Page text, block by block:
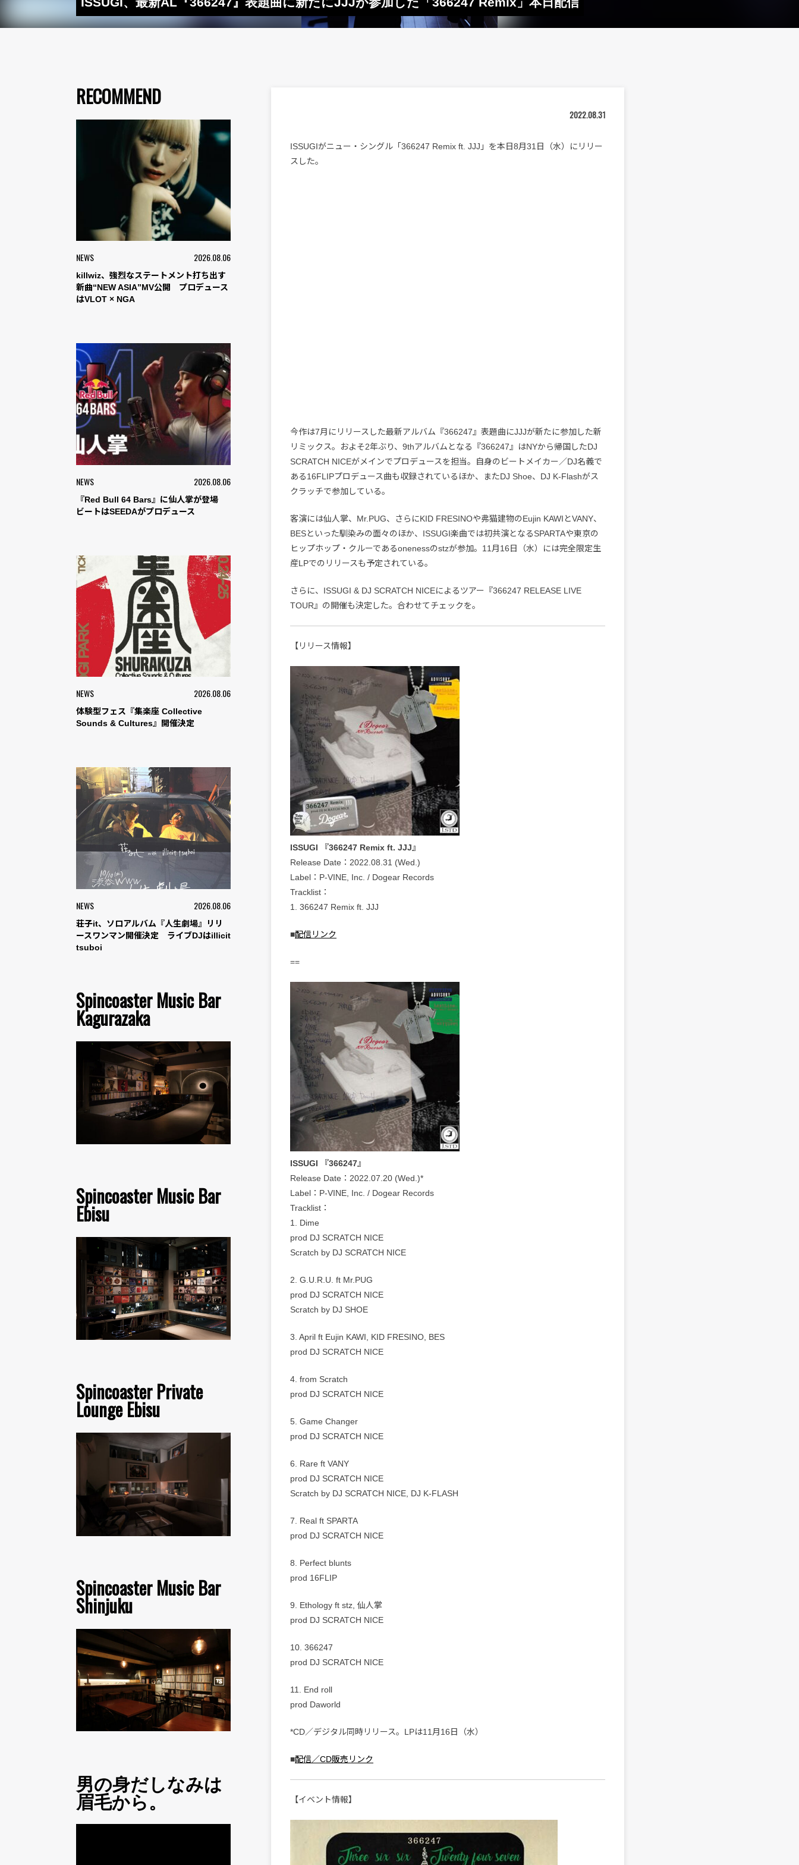
RECOMMEND
NEWS 2026.08.06
killwiz、強烈なステートメント打ち出す
新曲“NEW ASIA”MV公開 プロデュース
はVLOT × NGA
NEWS 2026.08.06
『Red Bull 64 Bars』に仙人掌が登場
ビートはSEEDAがプロデュース
NEWS 2026.08.06
体験型フェス『集楽座 Collective
Sounds & Cultures』開催決定
NEWS 2026.08.06
荘子it、ソロアルバム『人生劇場』リリ
ースワンマン開催決定 ライブDJはillicit
tsuboi
Spincoaster Music Bar
Kagurazaka
Spincoaster Music Bar
Ebisu
Spincoaster Private
Lounge Ebisu
Spincoaster Music Bar
Shinjuku
男の身だしなみは
眉毛から。
2022.08.31
ISSUGIがニュー・シングル「366247 Remix ft. JJJ」を本日8月31日（水）にリリー
スした。
今作は7月にリリースした最新アルバム『366247』表題曲にJJJが新たに参加した新
リミックス。およそ2年ぶり、9thアルバムとなる『366247』はNYから帰国したDJ
SCRATCH NICEがメインでプロデュースを担当。自身のビートメイカー／DJ名義で
ある16FLIPプロデュース曲も収録されているほか、またDJ Shoe、DJ K-Flashがス
クラッチで参加している。
客演には仙人掌、Mr.PUG、さらにKID FRESINOや弗猫建物のEujin KAWIとVANY、
BESといった馴染みの面々のほか、ISSUGI楽曲では初共演となるSPARTAや東京の
ヒップホップ・クルーであるonenessのstzが参加。11月16日（水）には完全限定生
産LPでのリリースも予定されている。
さらに、ISSUGI & DJ SCRATCH NICEによるツアー『366247 RELEASE LIVE
TOUR』の開催も決定した。合わせてチェックを。
【リリース情報】
ISSUGI 『366247 Remix ft. JJJ』
Release Date：2022.08.31 (Wed.)
Label：P-VINE, Inc. / Dogear Records
Tracklist：
1. 366247 Remix ft. JJJ
■配信リンク
==
ISSUGI 『366247』
Release Date：2022.07.20 (Wed.)*
Label：P-VINE, Inc. / Dogear Records
Tracklist：
1. Dime
prod DJ SCRATCH NICE
Scratch by DJ SCRATCH NICE
2. G.U.R.U. ft Mr.PUG
prod DJ SCRATCH NICE
Scratch by DJ SHOE
3. April ft Eujin KAWI, KID FRESINO, BES
prod DJ SCRATCH NICE
4. from Scratch
prod DJ SCRATCH NICE
5. Game Changer
prod DJ SCRATCH NICE
6. Rare ft VANY
prod DJ SCRATCH NICE
Scratch by DJ SCRATCH NICE, DJ K-FLASH
7. Real ft SPARTA
prod DJ SCRATCH NICE
8. Perfect blunts
prod 16FLIP
9. Ethology ft stz, 仙人掌
prod DJ SCRATCH NICE
10. 366247
prod DJ SCRATCH NICE
11. End roll
prod Daworld
*CD／デジタル同時リリース。LPは11月16日（水）
■配信／CD販売リンク
【イベント情報】